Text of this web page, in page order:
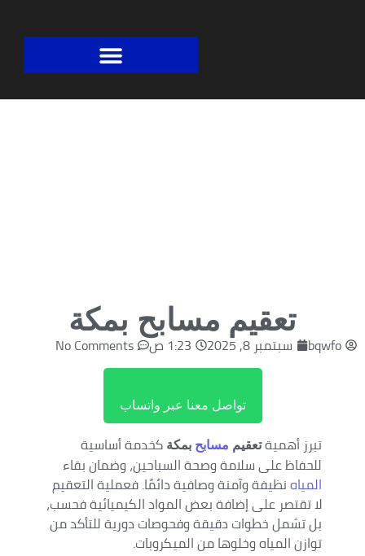
تعقيم مسابح بمكة
bqwfo سبتمبر 8, 2025 1:23 ص No Comments
تواصل معنا عبر واتساب
تبرز أهميةتعقيم مسابح بمكة كخدمة أساسية
للحفاظ على سلامة وصحة السباحين، وضمان بقاء
المياهنظيفة وآمنة وصافية دائمًا. فعملية التعقيم
لا تقتصر على إضافة بعض المواد الكيميائية فحسب،
بل تشمل خطوات دقيقة وفحوصات دورية للتأكد من
توازن المياه وخلوها من الميكروبات.